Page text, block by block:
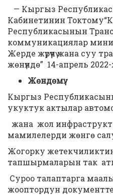
— Кыргыз
Кабинетинин
Республикасынын
коммуникациялар
Жерде жүрүүчү жана суу
жөнүндө” 14-апрель
Жөндөмү:
Кыргыз
укуктук актылар
жана жол
мамилелерди жөнгө
Жогорку
тапшырмаларын так
Суроо талаптарга
жооптордун